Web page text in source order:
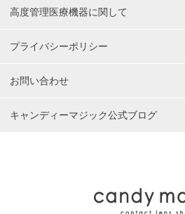
高度管理医療機器に関して
プライバシーポリシー
お問い合わせ
キャンディーマジック公式ブログ